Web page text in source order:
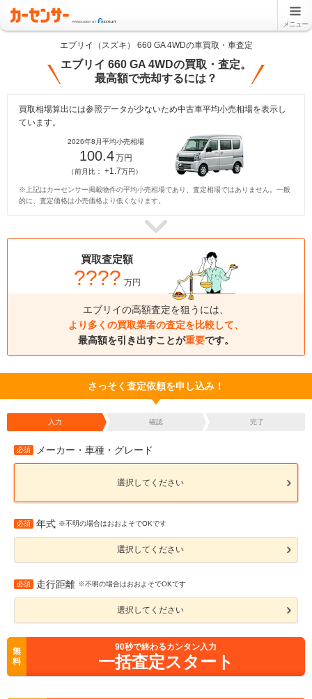
メニュー
エブリイ（スズキ） 660 GA 4WDの車買取・車査定
エブリイ 660 GA 4WDの買取・査定。
最高額で売却するには？
買取相場算出には参照データが少ないため中古車平均小売相場を表示し
ています。
2026年8月平均小売相場
100.4万円
（前月比： +1.7万円）
※上記はカーセンサー掲載物件の平均小売相場であり、査定相場ではありません。一般
的に、査定価格は小売価格より低くなります。
買取査定額
???? 万円
エブリイの高額査定を狙うには、
より多くの買取業者の査定を比較して、
最高額を引き出すことが重要です。
さっそく査定依頼を申し込み！
入力 確認 完了
必須 メーカー・車種・グレード
選択してください
必須 年式 ※不明の場合はおおよそでOKです
選択してください
必須 走行距離 ※不明の場合はおおよそでOKです
選択してください
無
料
90秒で終わるカンタン入力
一括査定スタート